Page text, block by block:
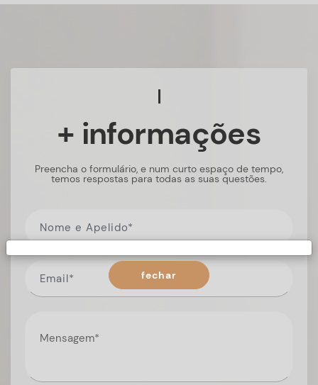
+ informações
Preencha o formulário, e num curto espaço de tempo,
temos respostas para todas as suas questões.
fechar